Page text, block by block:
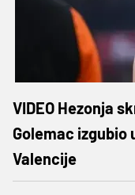
VIDEO Hezonja
Golemac izgubio
Valencije